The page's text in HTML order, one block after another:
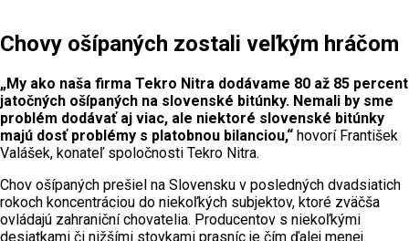
Chovy ošípaných zostali veľkým hráčom
„My ako naša firma Tekro Nitra dodávame 80 až 85 percent
jatočných ošípaných na slovenské bitúnky. Nemali by sme
problém dodávať aj viac, ale niektoré slovenské bitúnky
majú dosť problémy s platobnou bilanciou,“ hovorí František
Valášek, konateľ spoločnosti Tekro Nitra.
Chov ošípaných prešiel na Slovensku v posledných dvadsiatich
rokoch koncentráciou do niekoľkých subjektov, ktoré zväčša
ovládajú zahraniční chovatelia. Producentov s niekoľkými
desiatkami či nižšími stovkami prasníc je čím ďalej menej.